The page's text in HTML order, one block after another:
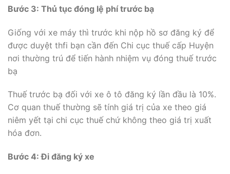
Bước 3: Thủ tục đóng lệ phí trước bạ
Giống với xe máy thì trước khi nộp hồ sơ đăng ký để
được duyệt thfi bạn cần đến Chi cục thuế cấp Huyện
nơi thường trú để tiến hành nhiệm vụ đóng thuế trước
bạ
Thuế trước bạ đối với xe ô tô đăng ký lần đầu là 10%.
Cơ quan thuế thường sẽ tính giá trị của xe theo giá
niêm yết tại chi cục thuế chứ không theo giá trị xuất
hóa đơn.
Bước 4: Đi đăng ký xe